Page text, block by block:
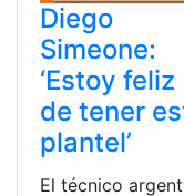
Diego
Simeone:
‘Estoy feliz
de tener
plantel’
El técnico